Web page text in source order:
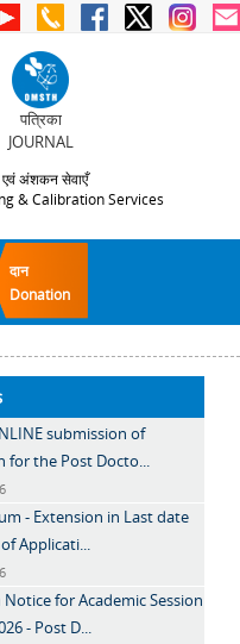
पत्रिका
JOURNAL
एवं अंशकन सेवाएँ
& Calibration Services
दान
Donation
submission of
for the Post Docto...
- Extension in Last date
Applicati...
for Academic Session
- Post D...